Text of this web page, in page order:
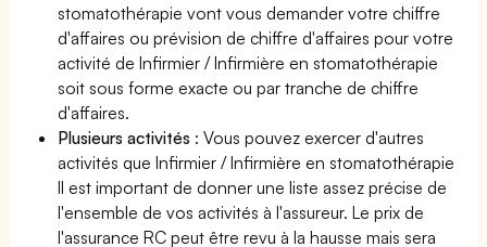
stomatothérapie vont vous demander votre chiffre
d'affaires ou prévision de chiffre d'affaires pour votre
activité de Infirmier / Infirmière en stomatothérapie
soit sous forme exacte ou par tranche de chiffre
d'affaires.
Plusieurs activités : Vous pouvez exercer d'autres
activités que Infirmier / Infirmière en stomatothérapie
Il est important de donner une liste assez précise de
l'ensemble de vos activités à l'assureur. Le prix de
l'assurance RC peut être revu à la hausse mais sera